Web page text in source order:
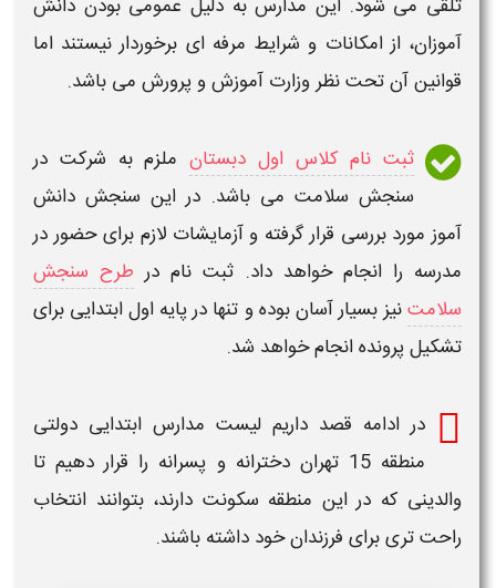
شود. اینمدارس به دلیل عمومی بودن دانش
امکانات و شرایط مرفه ای برخوردار نیستند اما
تحت نظر وزارت آموزش و پرورش می باشد.
نام کلاس اول دبستان ملزم به شرکت در
سلامت می باشد. در این سنجش دانش
بررسی قرار گرفته و آزمایشات لازم برای حضور در
انجام خواهد داد. ثبت نام درطرح سنجش
بسیار آسان بوده و تنها در پایه اول ابتدایی برای
انجام خواهد شد.
قصد داریم لیست مدارس ابتدایی دولتی
را قرار دهیم تا
در این منطقه سکونت دارند، بتوانند انتخاب
برای فرزندان خود داشته باشند.